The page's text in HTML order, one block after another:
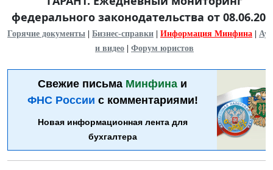
федерального законодательства от
Горячие документы | Бизнес-справки | Информация Минфина |
и видео | Форум юристов
Свежие письма Минфина и
ФНС России с комментариями!
Новая информационная лента для
бухгалтера